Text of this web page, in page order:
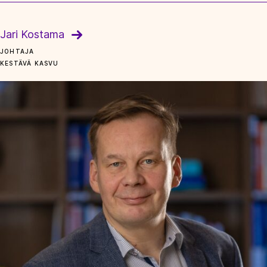
Jari Kostama
JOHTAJA
KESTÄVÄ KASVU